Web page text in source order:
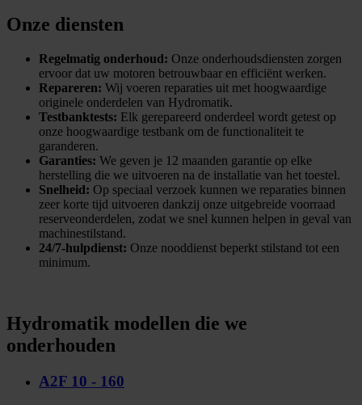
Onze diensten
Regelmatig onderhoud: Onze onderhoudsdiensten zorgen
ervoor dat uw motoren betrouwbaar en efficiënt werken.
Repareren: Wij voeren reparaties uit met hoogwaardige
originele onderdelen van Hydromatik.
Testbanktests: Elk gerepareerd onderdeel wordt getest op
onze hoogwaardige testbank om de functionaliteit te
garanderen.
Garanties: We geven je 12 maanden garantie op elke
herstelling die we uitvoeren na de installatie van het toestel.
Snelheid: Op speciaal verzoek kunnen we reparaties binnen
zeer korte tijd uitvoeren dankzij onze uitgebreide voorraad
reserveonderdelen, zodat we snel kunnen helpen in geval van
machinestilstand.
24/7-hulpdienst: Onze nooddienst beperkt stilstand tot een
minimum.
Hydromatik modellen die we
onderhouden
A2F 10 - 160